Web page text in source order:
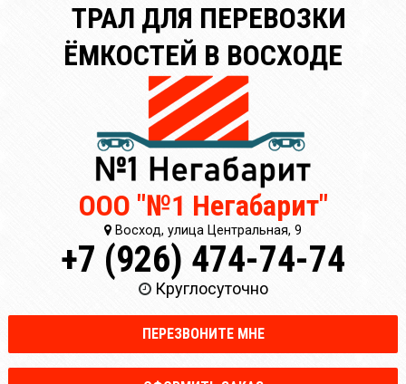
ТРАЛ ДЛЯ ПЕРЕВОЗКИ
ЁМКОСТЕЙ В ВОСХОДЕ
ООО "№1 Негабарит"
Восход, улица Центральная, 9
+7 (926) 474-74-74
Круглосуточно
ПЕРЕЗВОНИТЕ МНЕ